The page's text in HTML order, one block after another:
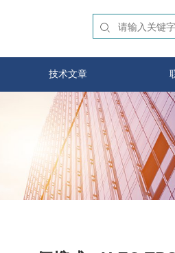
技术文章